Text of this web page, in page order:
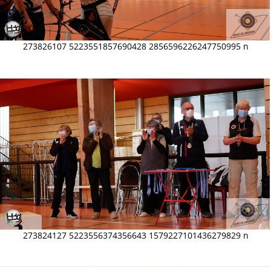
273826107 5223551857690428 2856596226247750995 n
273824127 5223556374356643 1579227101436279829 n